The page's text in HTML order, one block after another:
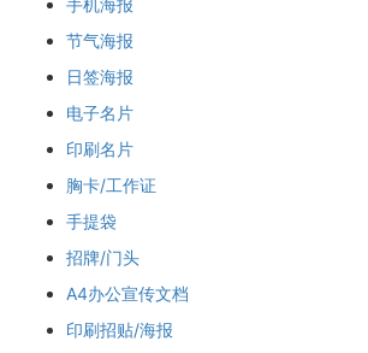
手机海报
节气海报
日签海报
电子名片
印刷名片
胸卡/工作证
手提袋
招牌/门头
A4办公宣传文档
印刷招贴/海报